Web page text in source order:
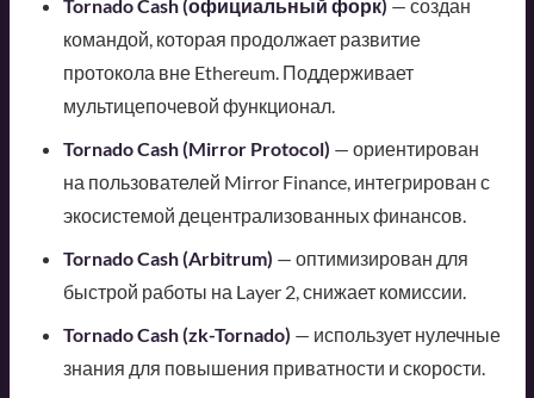
Tornado Cash (официальный форк) — создан
командой, которая продолжает развитие
протокола вне Ethereum. Поддерживает
мультицепочевой функционал.
Tornado Cash (Mirror Protocol) — ориентирован
на пользователей Mirror Finance, интегрирован с
экосистемой децентрализованных финансов.
Tornado Cash (Arbitrum) — оптимизирован для
быстрой работы на Layer 2, снижает комиссии.
Tornado Cash (zk-Tornado) — использует нулечные
знания для повышения приватности и скорости.